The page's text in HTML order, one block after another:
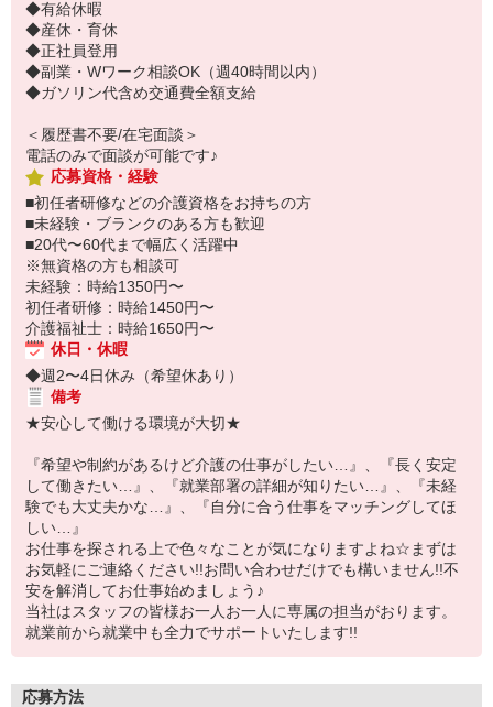
◆有給休暇
◆産休・育休
◆正社員登用
◆副業・Wワーク相談OK（週40時間以内）
◆ガソリン代含め交通費全額支給
＜履歴書不要/在宅面談＞
電話のみで面談が可能です♪
応募資格・経験
■初任者研修などの介護資格をお持ちの方
■未経験・ブランクのある方も歓迎
■20代〜60代まで幅広く活躍中
※無資格の方も相談可
未経験：時給1350円〜
初任者研修：時給1450円〜
介護福祉士：時給1650円〜
休日・休暇
◆週2〜4日休み（希望休あり）
備考
★安心して働ける環境が大切★
『希望や制約があるけど介護の仕事がしたい…』、『長く安定
して働きたい…』、『就業部署の詳細が知りたい…』、『未経
験でも大丈夫かな…』、『自分に合う仕事をマッチングしてほ
しい…』
お仕事を探される上で色々なことが気になりますよね☆まずは
お気軽にご連絡ください!!お問い合わせだけでも構いません!!不
安を解消してお仕事始めましょう♪
当社はスタッフの皆様お一人お一人に専属の担当がおります。
就業前から就業中も全力でサポートいたします!!
応募方法